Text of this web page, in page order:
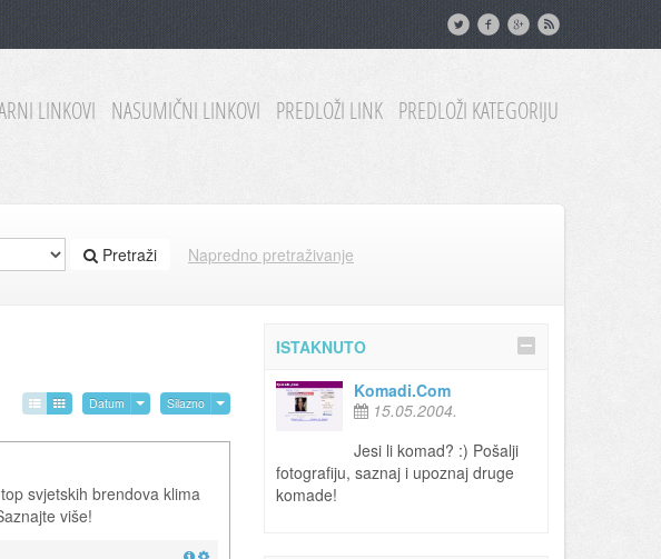
LINKOVI NASUMIČNI LINKOVI PREDLOŽI LINK PREDLOŽI KATEGORIJU
Pretraži Napredno pretraživanje
Datum Silazno
svjetskih brendova klima
više!
ISTAKNUTO
Komadi.Com
15.05.2004.
Jesi li komad? :) Pošalji
fotografiju, saznaj i upoznaj druge
komade!